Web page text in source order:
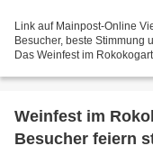
Link auf Mainpost-Online
Besucher, beste Stimmung
Das Weinfest im
Weinfest im
Besucher feiern